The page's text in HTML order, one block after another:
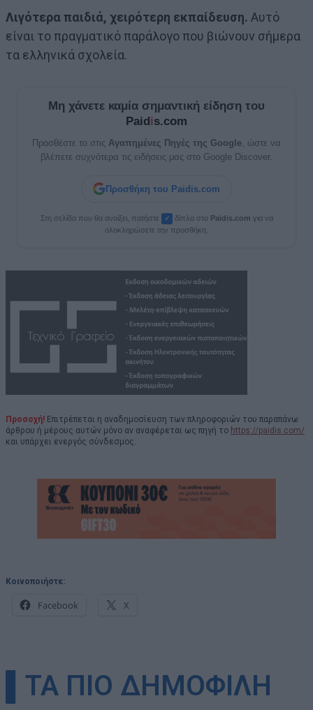
Λιγότερα παιδιά, χειρότερη εκπαίδευση. Αυτό
είναι το πραγματικό παράλογο που βιώνουν σήμερα
τα ελληνικά σχολεία.
Μη χάνετε καμία σημαντική είδηση του
Paidis.com
Προσθέστε το στις Αγαπημένες Πηγές της Google , ώστε να
βλέπετε συχνότερα τις ειδήσεις μας στο Google Discover.
Προσθήκη του Paidis.com
Στη σελίδα που θα ανοίξει, πατήστε ✓ δίπλα στο Paidis.com για να
ολοκληρώσετε την προσθήκη.
Προσοχή! Επιτρέπεται η αναδημοσίευση των πληροφοριών του παραπάνω
άρθρου ή μέρους αυτών μόνο αν αναφέρεται ως πηγή το https://paidis.com/
και υπάρχει ενεργός σύνδεσμος.
Κοινοποιήστε:
Facebook X
▌ΤΑ ΠΙΟ ΔΗΜΟΦΙΛΗ